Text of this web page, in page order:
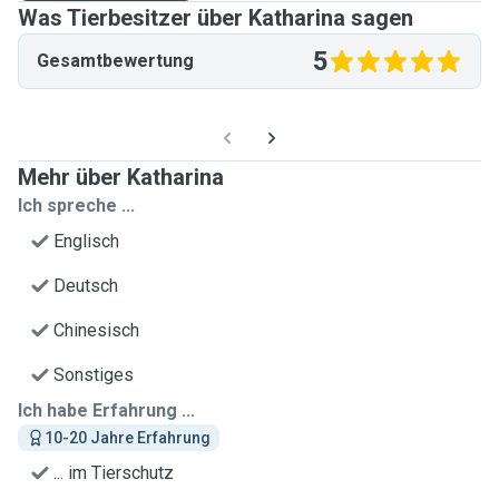
Was Tierbesitzer über Katharina sagen
Gesamtbewertung 5
Mehr über Katharina
Ich spreche ...
Englisch
Deutsch
Chinesisch
Sonstiges
Ich habe Erfahrung ...
10-20 Jahre Erfahrung
... im Tierschutz